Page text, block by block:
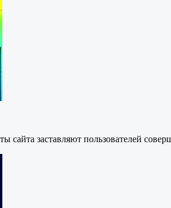
сайта заставляют пользователей